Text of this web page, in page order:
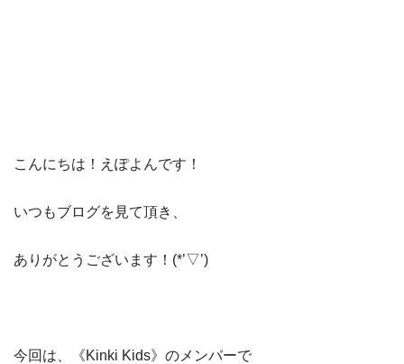
こんにちは！えぽよんです！
いつもブログを見て頂き、
ありがとうございます！(*’▽’)
今回は、《Kinki Kids》のメンバーで